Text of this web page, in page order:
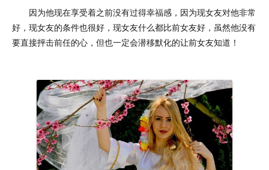
因为他现在享受着之前没有过得幸福感，因为现女友对他非常
好，现女友的条件也很好，现女友什么都比前女友好，虽然他没有
要直接抨击前任的心，但也一定会潜移默化的让前女友知道！